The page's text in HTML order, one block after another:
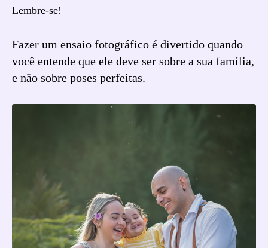
Lembre-se!
Fazer um ensaio fotográfico é divertido quando
você entende que ele deve ser sobre a sua família,
e não sobre poses perfeitas.